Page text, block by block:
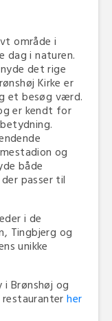
område i
dag i naturen.
det rige
Kirke er
et besøg værd.
er kendt for
og
både
passer til
i de
Tingbjerg og
unikke
Brønshøj og
restauranterher